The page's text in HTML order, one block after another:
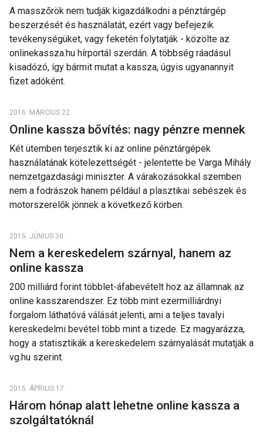
A masszőrök nem tudják kigazdálkodni a pénztárgép
beszerzését és használatát, ezért vagy befejezik
tevékenységüket, vagy feketén folytatják - közölte az
onlinekassza.hu hírportál szerdán. A többség ráadásul
kisadózó, így bármit mutat a kassza, úgyis ugyanannyit
fizet adóként.
2016. MÁRCIUS 22.
Online kassza bővítés: nagy pénzre mennek
Két ütemben terjesztik ki az online pénztárgépek
használatának kötelezettségét - jelentette be Varga Mihály
nemzetgazdasági miniszter. A várakozásokkal szemben
nem a fodrászok hanem például a plasztikai sebészek és
motorszerelők jönnek a következő körben.
2015. JÚNIUS 30.
Nem a kereskedelem szárnyal, hanem az
online kassza
200 milliárd forint többlet-áfabevételt hoz az államnak az
online kasszarendszer. Ez több mint ezermilliárdnyi
forgalom láthatóvá válását jelenti, ami a teljes tavalyi
kereskedelmi bevétel több mint a tizede. Ez magyarázza,
hogy a statisztikák a kereskedelem szárnyalását mutatják a
vg.hu szerint.
2015. ÁPRILIS 17.
Három hónap alatt lehetne online kassza a
szolgáltatóknál